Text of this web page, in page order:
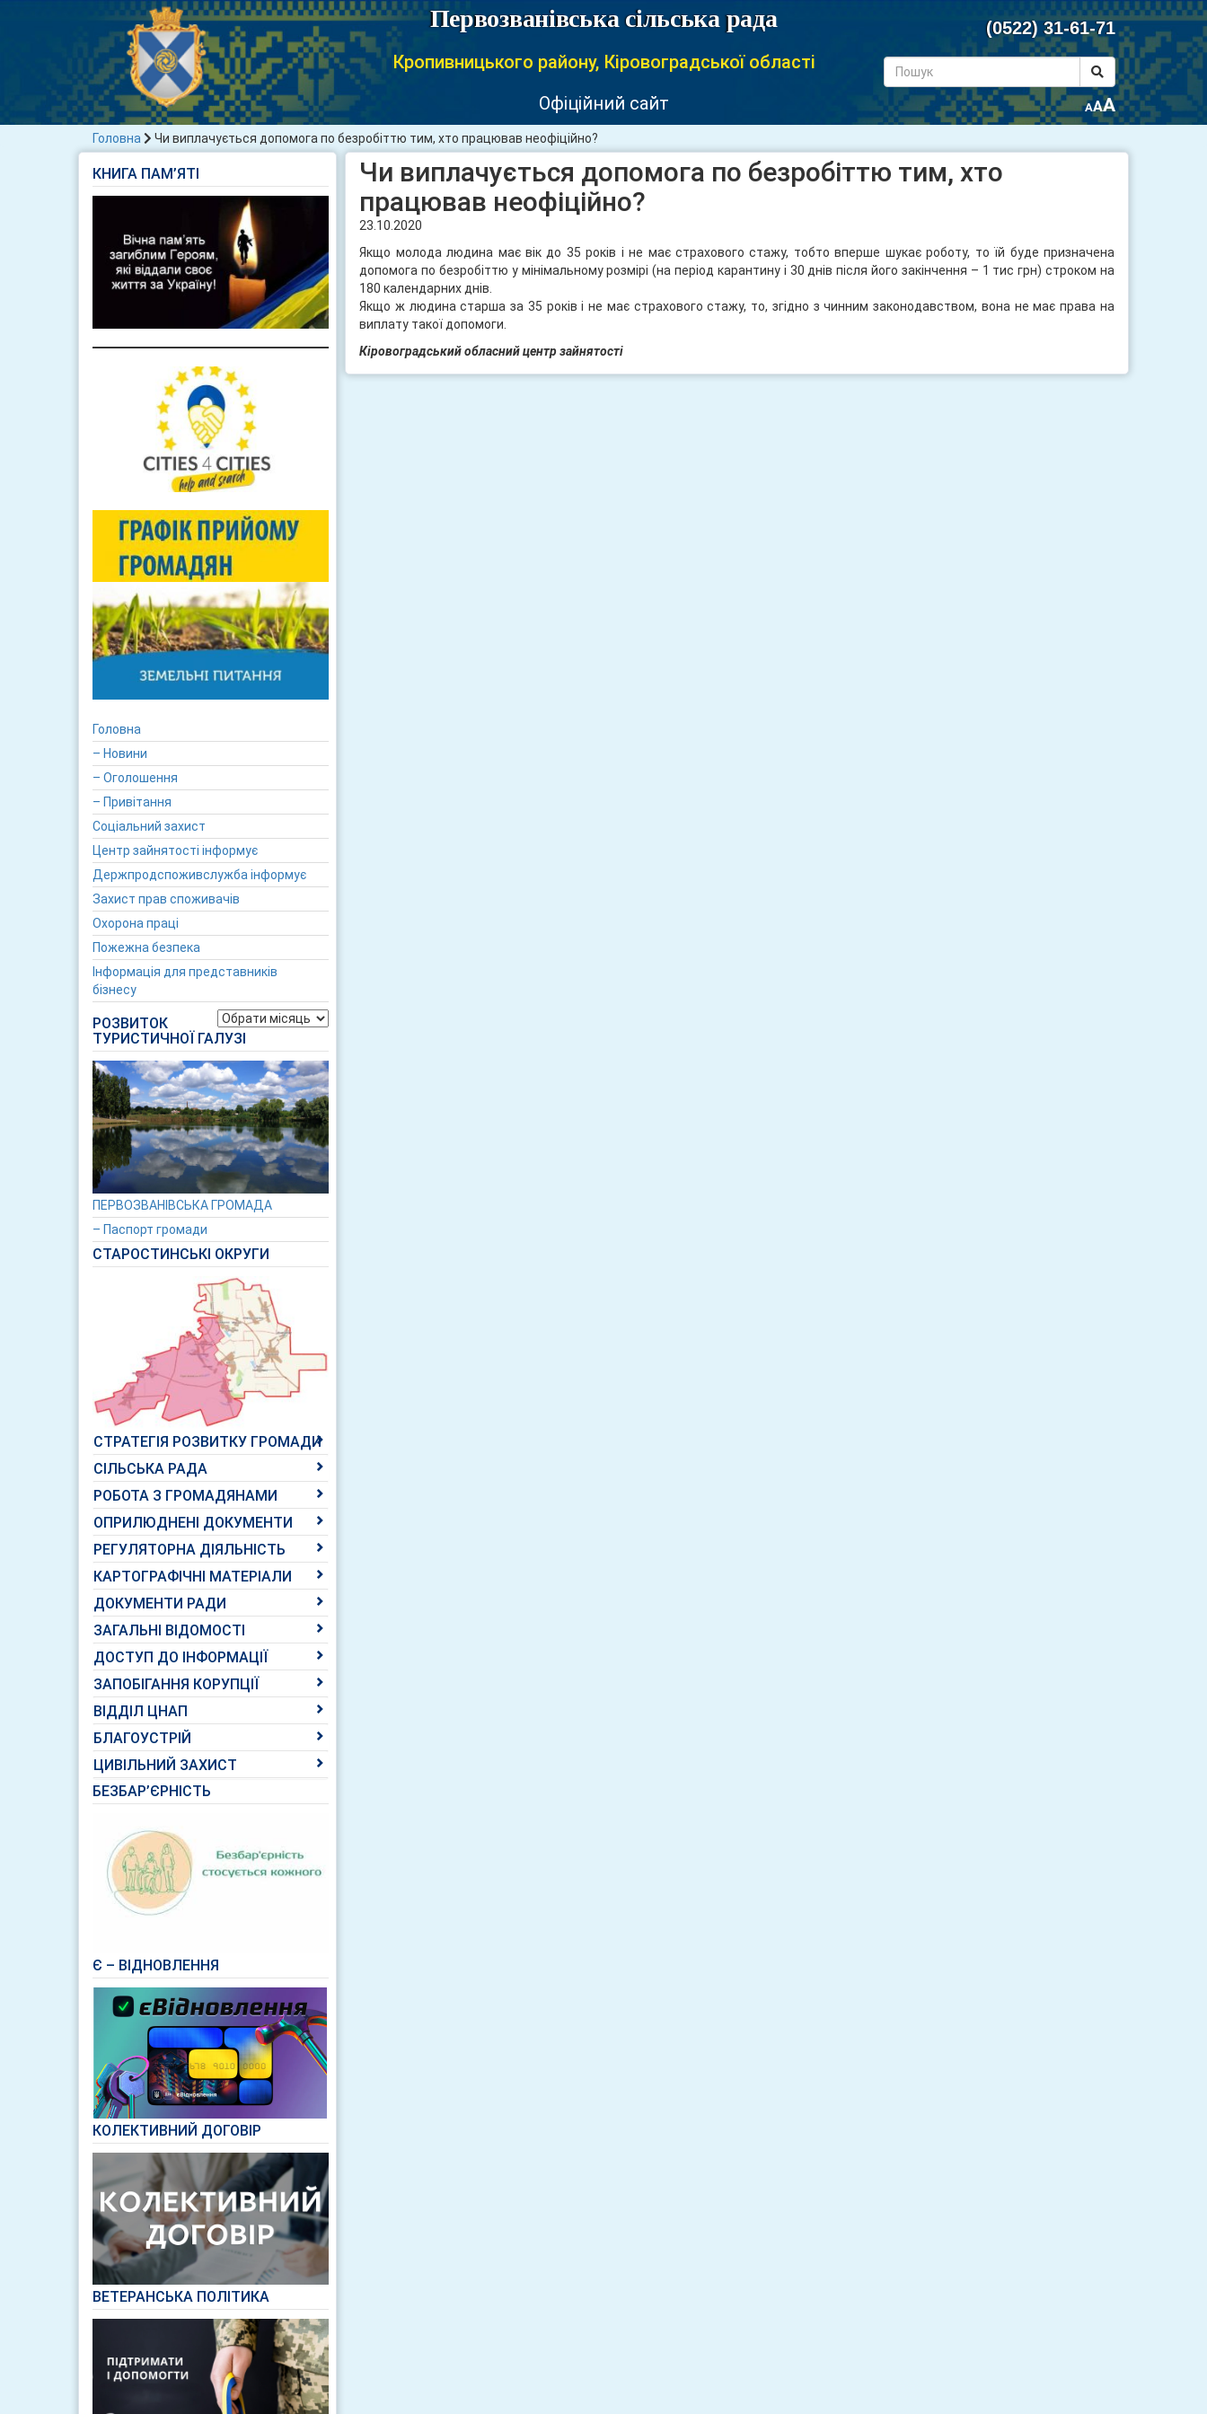
Первозванівська сільська рада
Кропивницького району, Кіровоградської області
Офіційний сайт
(0522) 31-61-71
AAA
Головна Чи виплачується допомога по безробіттю тим, хто працював неофіційно?
КНИГА ПАМ’ЯТІ
Головна
– Новини
– Оголошення
– Привітання
Соціальний захист
Центр зайнятості інформує
Держпродспоживслужба інформує
Захист прав споживачів
Охорона праці
Пожежна безпека
Інформація для представників
бізнесу
Архіви
РОЗВИТОК
ТУРИСТИЧНОЇ ГАЛУЗІ
ПЕРВОЗВАНІВСЬКА ГРОМАДА
– Паспорт громади
СТАРОСТИНСЬКІ ОКРУГИ
СТРАТЕГІЯ РОЗВИТКУ ГРОМАДИ
СІЛЬСЬКА РАДА
РОБОТА З ГРОМАДЯНАМИ
ОПРИЛЮДНЕНІ ДОКУМЕНТИ
РЕГУЛЯТОРНА ДІЯЛЬНІСТЬ
КАРТОГРАФІЧНІ МАТЕРІАЛИ
ДОКУМЕНТИ РАДИ
ЗАГАЛЬНІ ВІДОМОСТІ
ДОСТУП ДО ІНФОРМАЦІЇ
ЗАПОБІГАННЯ КОРУПЦІЇ
ВІДДІЛ ЦНАП
БЛАГОУСТРІЙ
ЦИВІЛЬНИЙ ЗАХИСТ
БЕЗБАР’ЄРНІСТЬ
Є – ВІДНОВЛЕННЯ
КОЛЕКТИВНИЙ ДОГОВІР
ВЕТЕРАНСЬКА ПОЛІТИКА
Чи виплачується допомога по безробіттю тим, хто
працював неофіційно?
23.10.2020
Якщо молода людина має вік до 35 років і не має страхового стажу, тобто вперше шукає роботу, то їй буде призначена
допомога по безробіттю у мінімальному розмірі (на період карантину і 30 днів після його закінчення – 1 тис грн) строком на
180 календарних днів.
Якщо ж людина старша за 35 років і не має страхового стажу, то, згідно з чинним законодавством, вона не має права на
виплату такої допомоги.
Кіровоградський обласний центр зайнятості